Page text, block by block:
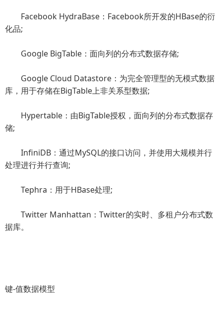
Facebook HydraBase：Facebook所开发的HBase的衍
化品;
Google BigTable：面向列的分布式数据存储;
Google Cloud Datastore：为完全管理型的无模式数据
库，用于存储在BigTable上非关系型数据;
Hypertable：由BigTable授权，面向列的分布式数据存
储;
InfiniDB：通过MySQL的接口访问，并使用大规模并行
处理进行并行查询;
Tephra：用于HBase处理;
Twitter Manhattan：Twitter的实时、多租户分布式数
据库。
键-值数据模型